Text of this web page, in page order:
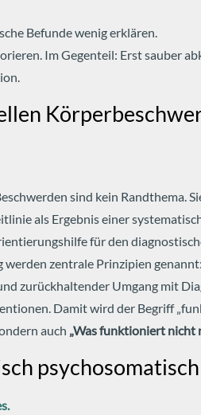
Befunde wenig erklären.
Im Gegenteil: Erst sauber
sind kein Randthema.
als Ergebnis einer
für den
werden zentrale Prinzipien
zurückhaltender Umgang mit
Damit wird der Begriff
auch „Was funktioniert nicht
psychosomatisch